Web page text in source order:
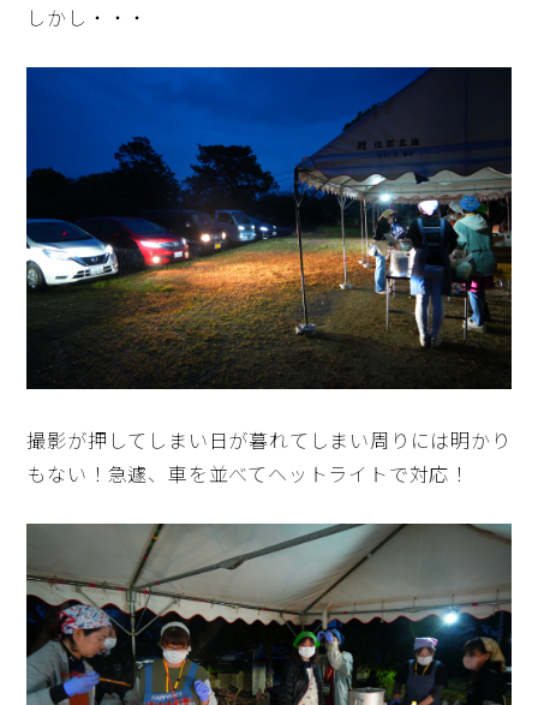
しかし・・・
撮影が押してしまい日が暮れてしまい周りには明かり
もない！急遽、車を並べてヘットライトで対応！